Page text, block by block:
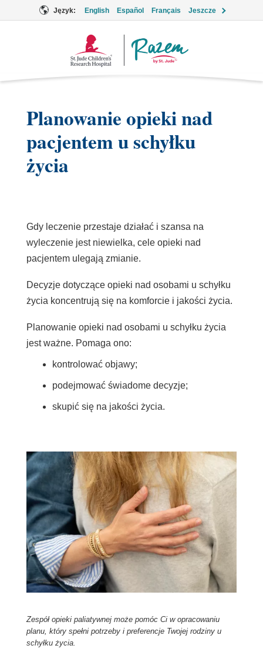
Język: English Español Français Jeszcze
Logo
Planowanie opieki nad
pacjentem u schyłku
życia
Gdy leczenie przestaje działać i szansa na
wyleczenie jest niewielka, cele opieki nad
pacjentem ulegają zmianie.
Decyzje dotyczące opieki nad osobami u schyłku
życia koncentrują się na komforcie i jakości życia.
Planowanie opieki nad osobami u schyłku życia
jest ważne. Pomaga ono:
kontrolować objawy;
podejmować świadome decyzje;
skupić się na jakości życia.
Zespół opieki paliatywnej może pomóc Ci w opracowaniu
planu, który spełni potrzeby i preferencje Twojej rodziny u
schyłku życia.